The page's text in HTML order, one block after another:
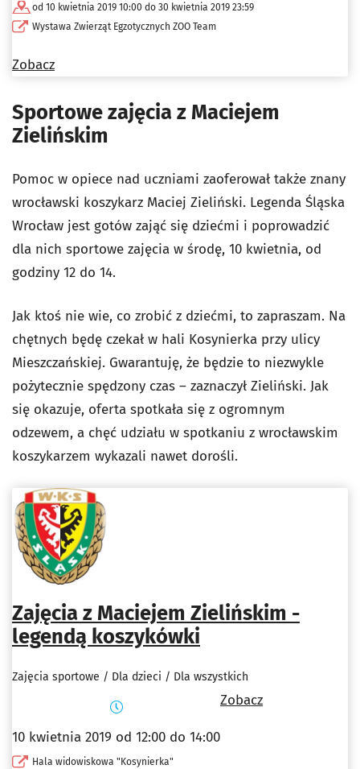
od 10 kwietnia 2019 10:00 do 30 kwietnia 2019 23:59
Wystawa Zwierząt Egzotycznych ZOO Team
Zobacz
Sportowe zajęcia z Maciejem
Zielińskim
Pomoc w opiece nad uczniami zaoferował także znany
wrocławski koszykarz Maciej Zieliński. Legenda Śląska
Wrocław jest gotów zająć się dziećmi i poprowadzić
dla nich sportowe zajęcia w środę, 10 kwietnia, od
godziny 12 do 14.
Jak ktoś nie wie, co zrobić z dziećmi, to zapraszam. Na
chętnych będę czekał w hali Kosynierka przy ulicy
Mieszczańskiej. Gwarantuję, że będzie to niezwykle
pożytecznie spędzony czas – zaznaczył Zieliński. Jak
się okazuje, oferta spotkała się z ogromnym
odzewem, a chęć udziału w spotkaniu z wrocławskim
koszykarzem wykazali nawet dorośli.
Zajęcia z Maciejem Zielińskim -
legendą koszykówki
Zajęcia sportowe / Dla dzieci / Dla wszystkich
10 kwietnia 2019 od 12:00 do 14:00
Hala widowiskowa "Kosynierka"
Zobacz